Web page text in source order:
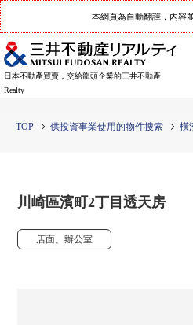
本網頁為自動翻譯，內容
日本不動產買賣，交給龍頭企業的三井不動產
Realty
TOP 供投資事業使用的物件搜索 橫
川崎區濱町2丁目透天房
店面、辦公室